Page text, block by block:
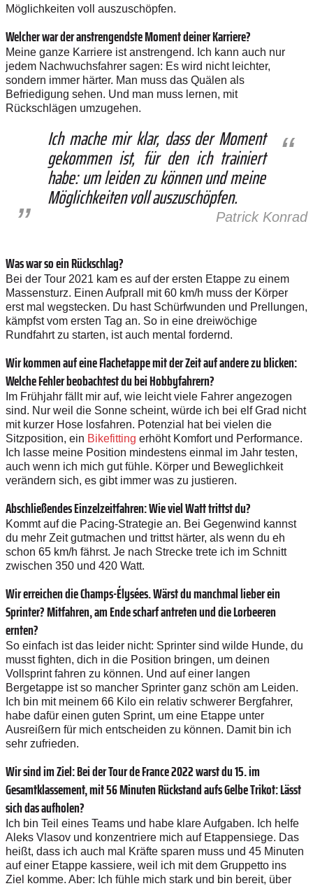
Möglichkeiten voll auszuschöpfen.
Welcher war der anstrengendste ­Moment deiner Karriere?
Meine ganze Karriere ist anstrengend. Ich kann auch nur
jedem Nachwuchsfahrer sagen: Es wird nicht leichter,
sondern immer härter. Man muss das Quälen als
Befriedigung sehen. Und man muss lernen, mit
Rückschlägen umzugehen.
Ich mache mir klar, dass der Moment
gekommen ist, für den ich trainiert
habe: um leiden zu können und meine
Möglichkeiten voll auszuschöpfen.
Patrick Konrad
Was war so ein Rückschlag?
Bei der Tour 2021 kam es auf der ersten Etappe zu einem
Massensturz. Einen Aufprall mit 60 km/h muss der Körper
erst mal wegstecken. Du hast Schürfwunden und Prellungen,
kämpfst vom ersten Tag an. So in eine dreiwöchige
Rundfahrt zu starten, ist auch mental ­fordernd.
Wir kommen auf eine Flachetappe mit der Zeit auf andere zu blicken:
Welche Fehler beobachtest du bei Hobbyfahrern?
Im Frühjahr fällt mir auf, wie leicht viele Fahrer angezogen
sind. Nur weil die Sonne scheint, würde ich bei elf Grad nicht
mit kurzer Hose losfahren. Potenzial hat bei vielen die
Sitzposition, ein Bikefitting erhöht Komfort und Performance.
Ich lasse meine Position mindestens einmal im Jahr testen,
auch wenn ich mich gut fühle. Körper und Beweglichkeit
verändern sich, es gibt ­immer was zu justieren.
Abschließendes Einzelzeitfahren: Wie viel Watt trittst du?
Kommt auf die Pacing-Strategie an. Bei Gegenwind kannst
du mehr Zeit gutmachen und trittst härter, als wenn du eh
schon 65 km/h fährst. Je nach Strecke trete ich im Schnitt
zwischen 350 und 420 Watt.
Wir erreichen die Champs-Élysées. Wärst du manchmal lieber ein
Sprinter? Mitfahren, am Ende scharf ­antreten und die Lorbeeren
ernten?
So einfach ist das leider nicht: Sprinter sind wilde Hunde, du
musst fighten, dich in die Position bringen, um deinen
Vollsprint fahren zu können. Und auf einer langen
Bergetappe ist so mancher Sprinter ganz schön am Leiden.
Ich bin mit meinem 66 Kilo ein relativ schwerer Bergfahrer,
habe dafür einen guten Sprint, um eine Etappe unter
Ausreißern für mich entscheiden zu können. Damit bin ich
sehr zufrieden.
Wir sind im Ziel: Bei der Tour de France 2022 warst du 15. im
Gesamtklassement, mit 56 Minuten Rückstand aufs Gelbe Trikot: Lässt
sich das aufholen?
Ich bin Teil eines Teams und habe klare Aufgaben. Ich helfe
Aleks Vlasov und konzentriere mich auf Etappensiege. Das
heißt, dass ich auch mal Kräfte sparen muss und 45 Minuten
auf einer Etappe kassiere, weil ich mit dem Gruppetto ins
Ziel komme. Aber: Ich fühle mich stark und bin bereit, über